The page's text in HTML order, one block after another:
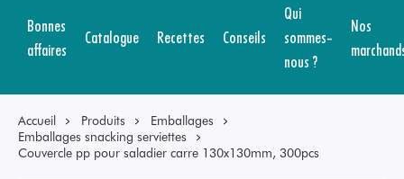
Bonnes
affaires
Catalogue Recettes Conseils
Qui
sommes-
nous ?
Nos
Accueil Produits
Emballages
Emballages snacking serviettes
Couvercle pp pour saladier carre 130x130mm, 300pcs